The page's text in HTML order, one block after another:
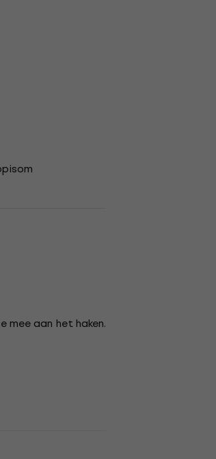
mee aan het haken.